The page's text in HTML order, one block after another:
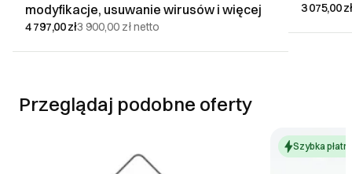
modyfikacje, usuwanie wirusów i więcej
4 797,00 zł3 900,00 złnetto
3 075,00 zł
Przeglądaj podobne oferty
Szybka